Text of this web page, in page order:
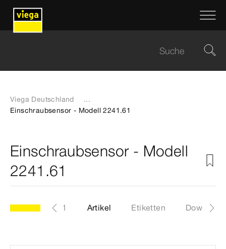
Viega Deutschland
...
Einschraubsensor - Modell 2241.61
Einschraubsensor - Modell
2241.61
Modell 2241.61 Artikel Etiketten